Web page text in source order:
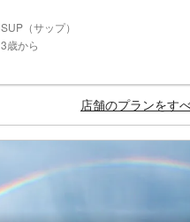
SUP（サップ）
3歳から
店舗のプランをす